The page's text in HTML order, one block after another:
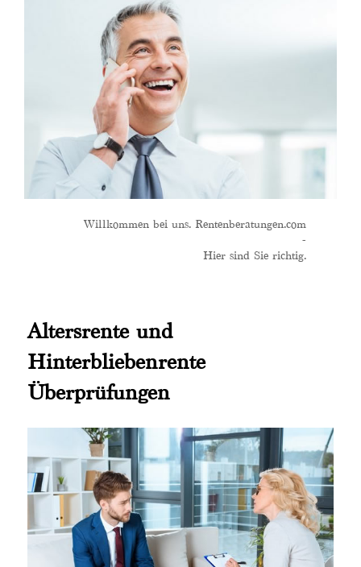
Willkommen bei uns. Rentenberatungen.com
-
Hier sind Sie richtig.
Altersrente und
Hinterbliebenrente
Überprüfungen